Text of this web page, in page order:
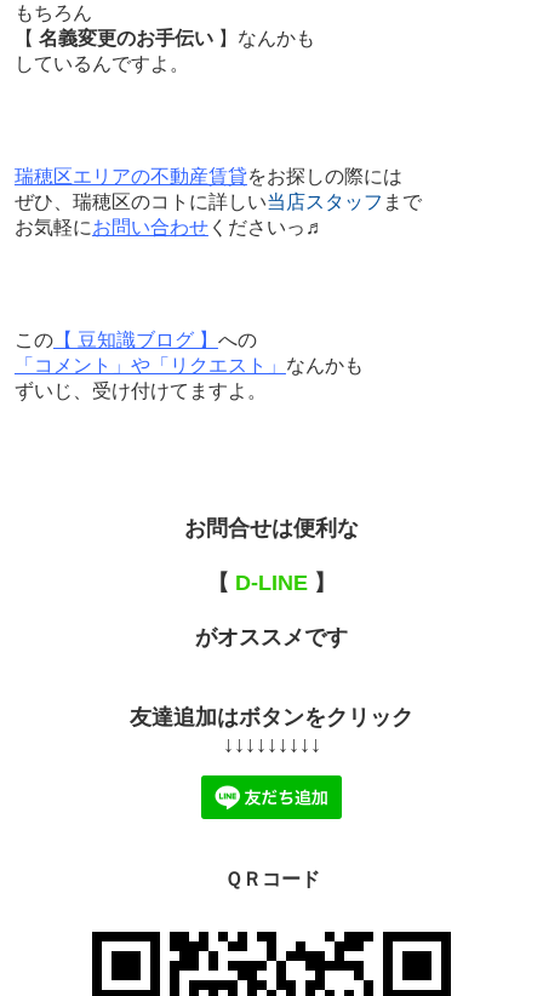
もちろん
【 名義変更のお手伝い】なんかも
しているんですよ。
瑞穂区エリアの不動産賃貸をお探しの際には
ぜひ、瑞穂区のコトに詳しい当店スタッフ まで
お気軽にお問い合わせくださいっ♬
この【 豆知識ブログ 】 への
「コメント」や「リクエスト」 なんかも
ずいじ、受け付けてますよ。
お問合せは便利な
【 D-LINE 】
がオススメです
友達追加はボタンをクリック
↓↓↓↓↓↓↓↓↓
ＱＲコード